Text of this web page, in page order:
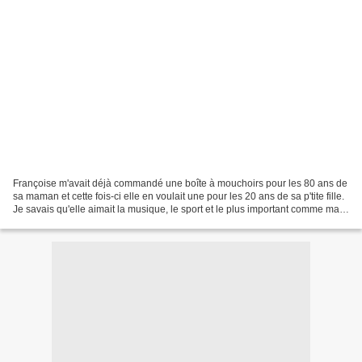
Françoise m'avait déjà commandé une boîte à mouchoirs pour les 80 ans de
sa maman et cette fois-ci elle en voulait une pour les 20 ans de sa p'tite fille.
Je savais qu'elle aimait la musique, le sport et le plus important comme ma